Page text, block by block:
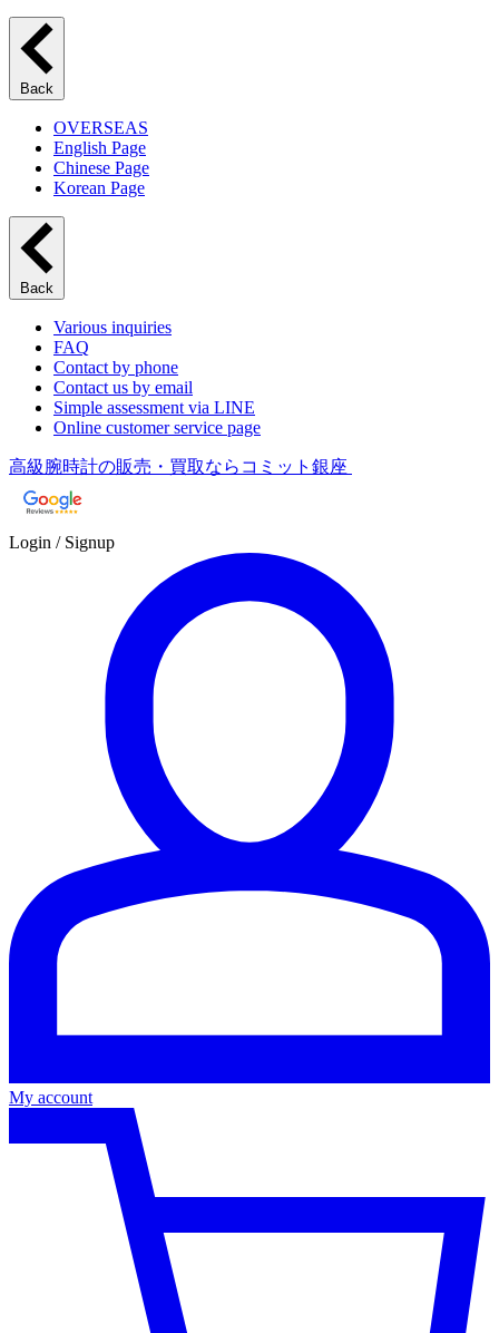
Back
OVERSEAS
English Page
Chinese Page
Korean Page
Back
Various inquiries
FAQ
Contact by phone
Contact us by email
Simple assessment via LINE
Online customer service page
高級腕時計の販売・買取ならコミット銀座
Login / Signup
My account